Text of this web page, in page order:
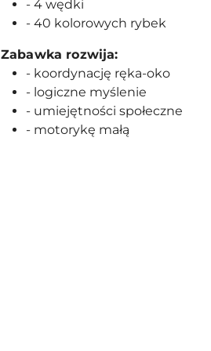
- 4 wędki
- 40 kolorowych rybek
Zabawka rozwija:
- koordynację ręka-oko
- logiczne myślenie
- umiejętności społeczne
- motorykę małą